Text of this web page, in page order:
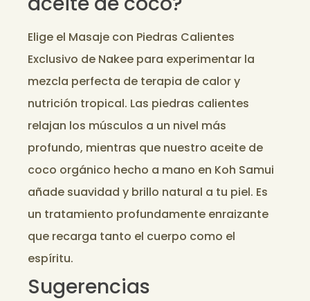
Elige el Masaje con Piedras Calientes
Exclusivo de Nakee para experimentar la
mezcla perfecta de terapia de calor y
nutrición tropical. Las piedras calientes
relajan los músculos a un nivel más
profundo, mientras que nuestro aceite de
coco orgánico hecho a mano en Koh Samui
añade suavidad y brillo natural a tu piel. Es
un tratamiento profundamente enraizante
que recarga tanto el cuerpo como el
espíritu.
Sugerencias